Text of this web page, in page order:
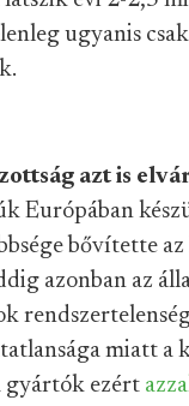
ugyanis
azt is
Európában
bővítette az
azonban az
miatt a
gyártók ezért